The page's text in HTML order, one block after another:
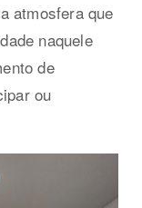
atmosfera que
naquele
de
ou